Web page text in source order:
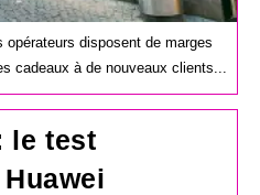
disposent de marges
cadeaux à de nouveaux clients...
le test